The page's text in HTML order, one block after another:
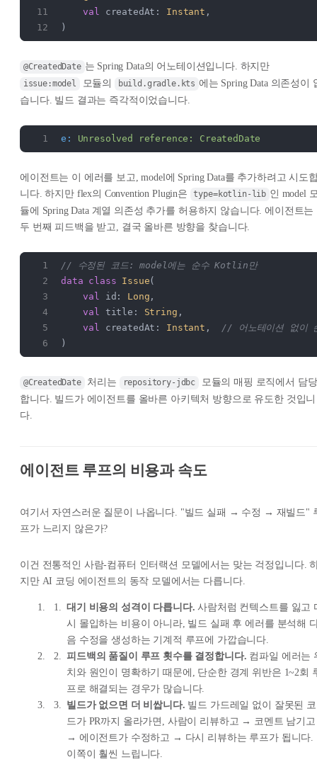
    val
createdAt: Instant ,
)
@CreatedDate 는 Spring Data의 어노테이션입니다. 하지만
issue:model 모듈의 build.gradle.kts 에는 Spring Data 의존성이
습니다. 빌드 결과는 즉각적이었습니다.
e: Unresolved reference: CreatedDate
에이전트는 이 에러를 보고, model에 Spring Data를 추가하려고 시도
니다. 하지만 flex의 Convention Plugin은
type=kotlin-lib 인 model
듈에 Spring Data 계열 의존성 추가를 허용하지 않습니다. 에이전트는
두 번째 피드백을 받고, 결국 올바른 방향을 찾습니다.
// 수정된 코드: model에는 순수 Kotlin만
data class Issue(
    val
id: Long ,
    val
title: String ,
    val
createdAt: Instant , // 어노테이션 없이
)
@CreatedDate 처리는 repository-jdbc
모듈의 매핑 로직에서 담당
합니다. 빌드가 에이전트를 올바른 아키텍처 방향으로 유도한 것입니
다.
에이전트 루프의 비용과 속도
여기서 자연스러운 질문이 나옵니다. "빌드 실패 → 수정 → 재빌드"
프가 느리지 않은가?
이건 전통적인 사람-컴퓨터 인터랙션 모델에서는 맞는 걱정입니다.
지만 AI 코딩 에이전트의 동작 모델에서는 다릅니다.
대기 비용의 성격이 다릅니다. 사람처럼 컨텍스트를 잃고
시 몰입하는 비용이 아니라, 빌드 실패 후 에러를 분석해
음 수정을 생성하는 기계적 루프에 가깝습니다.
피드백의 품질이 루프 횟수를 결정합니다. 컴파일 에러는
치와 원인이 명확하기 때문에, 단순한 경계 위반은 1~2회
프로 해결되는 경우가 많습니다.
빌드가 없으면 더 비쌉니다. 빌드 가드레일 없이 잘못된 코
드가 PR까지 올라가면, 사람이 리뷰하고 → 코멘트 남기고
→ 에이전트가 수정하고 → 다시 리뷰하는 루프가 됩니다.
이쪽이 훨씬 느립니다.